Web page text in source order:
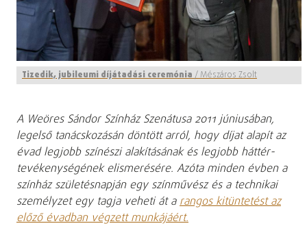
Tizedik, jubileumi díjátadási ceremónia/Mészáros Zsolt
A Weöres Sándor Színház Szenátusa 2011 júniusában,
legelső tanácskozásán döntött arról, hogy díjat alapít az
évad legjobb színészi alakításának és legjobb háttér-
tevékenységének elismerésére. Azóta minden évben a
színház születésnapján egy színművész és a technikai
személyzet egy tagja veheti át arangos kitüntetést az
előző évadban végzett munkájáért.